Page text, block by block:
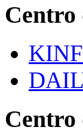
Centro
Centro